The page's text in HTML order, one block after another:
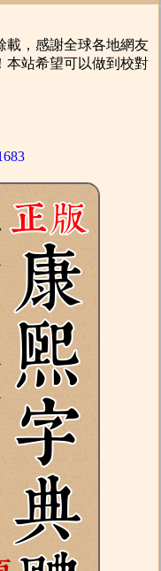
，感謝全球各地網友
本站希望可以做到校對